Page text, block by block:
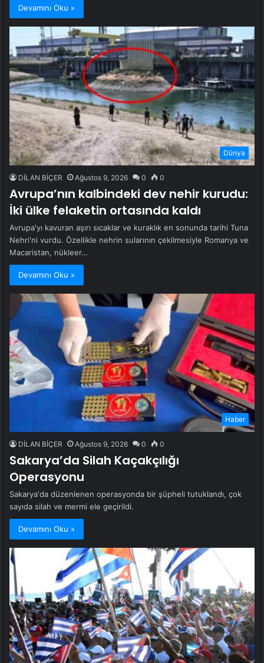
Devamını Oku »
Dünya
DİLAN BİÇER Ağustos 9, 2026 0 0
Avrupa’nın kalbindeki dev nehir kurudu:
İki ülke felaketin ortasında kaldı
Avrupa'yı kavuran aşırı sıcaklar ve kuraklık en sonunda tarihi Tuna
Nehri'ni vurdu. Özellikle nehrin sularının çekilmesiyle Romanya ve
Macaristan, nükleer…
Devamını Oku »
Haber
DİLAN BİÇER Ağustos 9, 2026 0 0
Sakarya’da Silah Kaçakçılığı
Operasyonu
Sakarya'da düzenlenen operasyonda bir şüpheli tutuklandı, çok
sayıda silah ve mermi ele geçirildi.
Devamını Oku »